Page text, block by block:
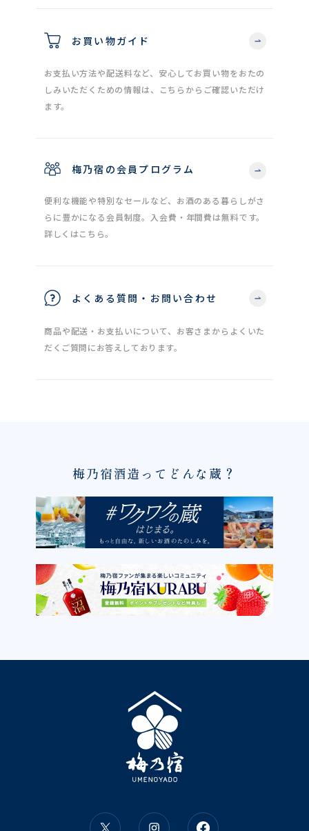
お買い物ガイド
お支払い方法や配送料など、安心してお買い物をおたの
しみいただくための情報は、こちらからご確認いただけ
ます。
梅乃宿の会員プログラム
便利な機能や特別なセールなど、お酒のある暮らしがさ
らに豊かになる会員制度。入会費・年間費は無料です。
詳しくはこちら。
よくある質問・お問い合わせ
商品や配送・お支払いについて、お客さまからよくいた
だくご質問にお答えしております。
梅乃宿酒造ってどんな蔵？